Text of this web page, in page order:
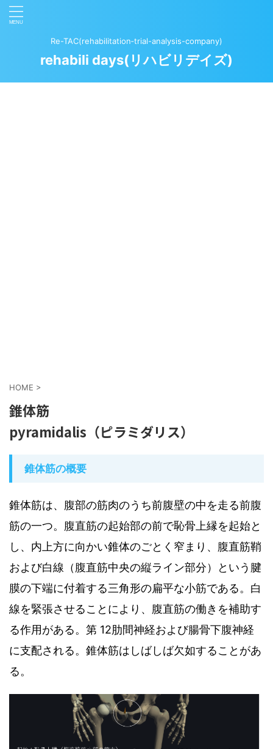
Re-TAC(rehabilitation‐trial-analysis-company)
rehabili days(リハビリデイズ)
HOME >
錐体筋
pyramidalis（ピラミダリス）
錐体筋の概要
錐体筋は、腹部の筋肉のうち前腹壁の中を走る前腹
筋の一つ。腹直筋の起始部の前で恥骨上縁を起始と
し、内上方に向かい錐体のごとく窄まり、腹直筋鞘
および白線（腹直筋中央の縦ライン部分）という腱
膜の下端に付着する三角形の扁平な小筋である。白
線を緊張させることにより、腹直筋の働きを補助す
る作用がある。第 12肋間神経および腸骨下腹神経
に支配される。錐体筋はしばしば欠如することがあ
る。